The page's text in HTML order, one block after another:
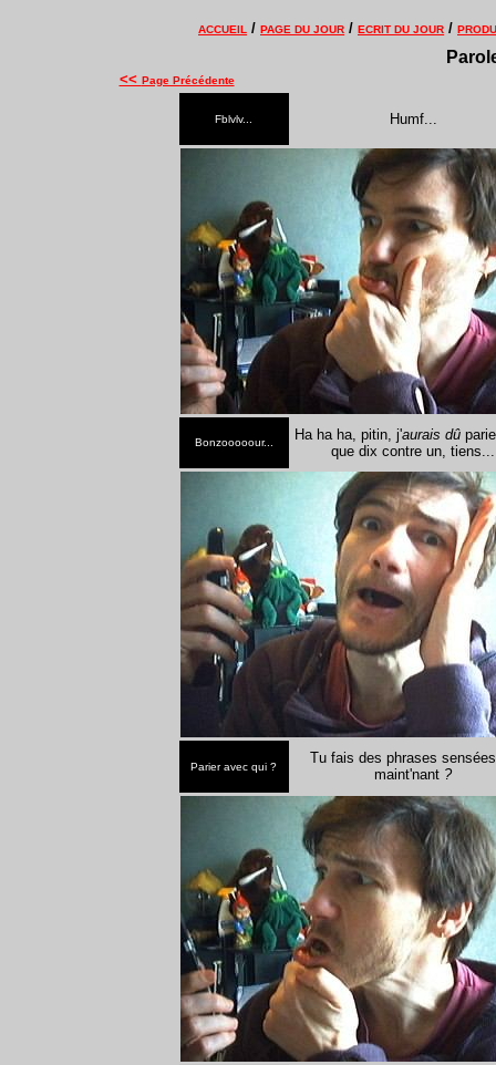
ACCUEIL / PAGE DU JOUR / ECRIT DU JOUR /
<< Page Précédente
Fblvlv... Humf...
Bonzooooour... Ha ha ha, pitin, j'aurais dû
que dix contre un, tiens...
Parier avec qui ?
Tu fais des phrases sensées
maint'nant ?